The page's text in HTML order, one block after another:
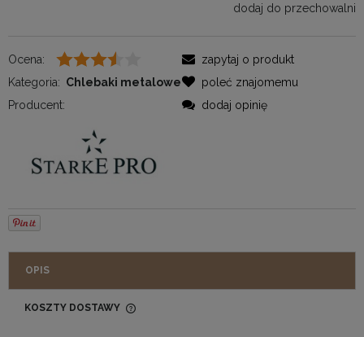
dodaj do przechowalni
Ocena:
Kategoria: Chlebaki metalowe
Producent:
zapytaj o produkt
poleć znajomemu
dodaj opinię
OPIS
KOSZTY DOSTAWY